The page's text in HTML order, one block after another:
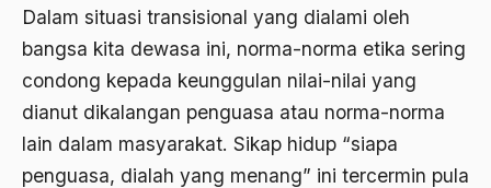
Dalam situasi transisional yang dialami oleh
bangsa kita dewasa ini, norma-norma etika sering
condong kepada keunggulan nilai-nilai yang
dianut dikalangan penguasa atau norma-norma
lain dalam masyarakat. Sikap hidup “siapa
penguasa, dialah yang menang” ini tercermin pula
Aparat Keamanan
APEC
APRI